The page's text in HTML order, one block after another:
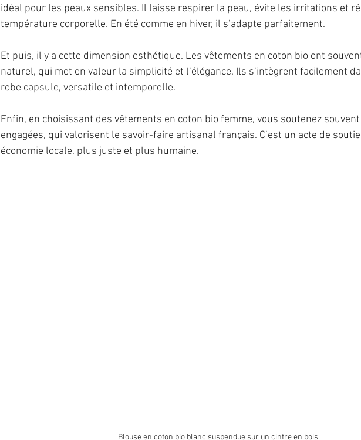
idéal pour les peaux sensibles. Il laisse respirer la peau, évite les irritations et
température corporelle. En été comme en hiver, il s’adapte parfaitement.
Et puis, il y a cette dimension esthétique. Les vêtements en coton bio ont
naturel, qui met en valeur la simplicité et l’élégance. Ils s’intègrent facilement
robe capsule, versatile et intemporelle.
Enfin, en choisissant des vêtements en coton bio femme, vous soutenez
engagées, qui valorisent le savoir-faire artisanal français. C’est un acte de
économie locale, plus juste et plus humaine.
Blouse en coton bio blanc suspendue sur un cintre en bois